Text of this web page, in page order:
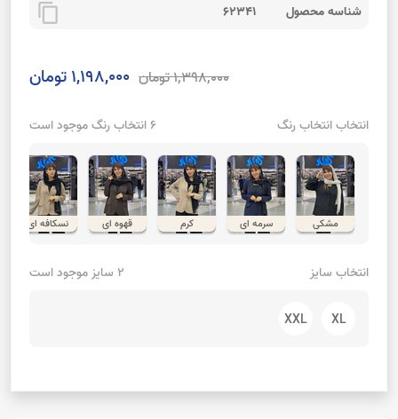
شناسه محصول 62341
content_copy
1,398,000 تومان 1,198,000 تومان
انتخاب انتخاب رنگ 6 انتخاب رنگ موجود است
مشکی سرمه ای کرم قهوه ای نسکافه ای
انتخاب سایز 2 سایز موجود است
XL
XXL